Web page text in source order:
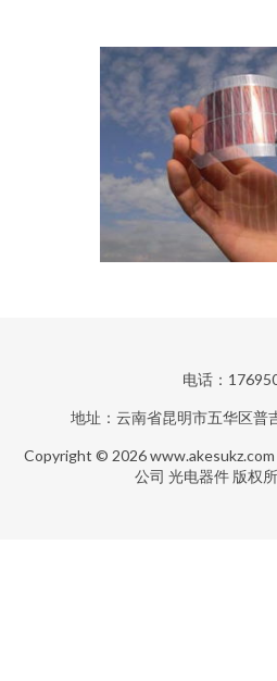
电话：
地址：云南省昆明市五华区普
Copyright © 2026www.akesukz.com
公司 光电器件 版权